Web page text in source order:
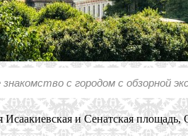
с городом с обзорной
Исаакиевская и Сенатская